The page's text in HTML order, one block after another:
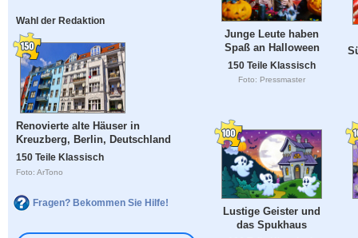
Wahl der Redaktion
Renovierte alte Häuser in
Kreuzberg, Berlin, Deutschland
150 Teile Klassisch
Foto: ArTono
Fragen? Bekommen Sie Hilfe!
Junge Leute haben
Spaß an Halloween
150 Teile Klassisch
Foto: Pressmaster
Lustige Geister und
das Spukhaus